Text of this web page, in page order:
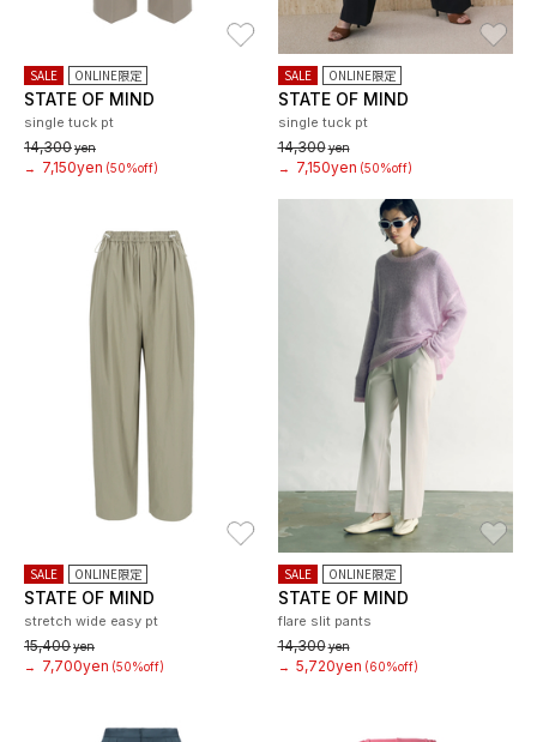
お気に入り
SALE ONLINE限定
STATE OF MIND
single tuck pt
14,300yen
→
7,150yen (50%off)
SALE ONLINE限定
STATE OF MIND
single tuck pt
14,300yen
→
7,150yen (50%off)
お気に入り
SALE ONLINE限定
STATE OF MIND
stretch wide easy pt
15,400yen
→
7,700yen (50%off)
SALE ONLINE限定
STATE OF MIND
flare slit pants
14,300yen
→ 5,720yen (60%off)